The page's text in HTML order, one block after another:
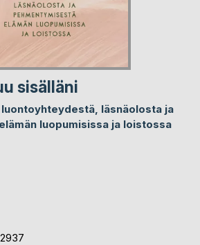
sisälläni
läsnäolosta ja
luopumisissa ja loistossa